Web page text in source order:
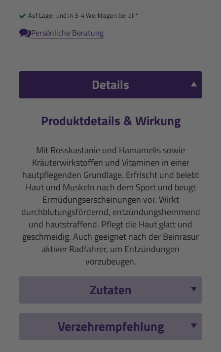
Auf Lager und in 3-4 Werktagen bei dir*
Persönliche Beratung
Details
Produktdetails & Wirkung
Mit Rosskastanie und Hamamelis sowie
Kräuterwirkstoffen und Vitaminen in einer
hautpflegenden Grundlage. Erfrischt und belebt
Haut und Muskeln nach dem Sport und beugt
Ermüdungserscheinungen vor. Wirkt
durchblutungsfördernd, entzündungshemmend
und hautstraffend. Pflegt die Haut glatt und
geschmeidig. Auch geeignet nach der Beinrasur
aktiver Radfahrer, um Entzündungen
vorzubeugen.
Zutaten
Verzehrempfehlung